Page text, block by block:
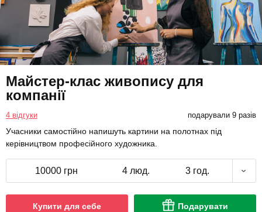
Майстер-клас живопису для
компанії
4 відгуки подарували 9 разів
Учасники самостійно напишуть картини на полотнах під
керівництвом професійного художника.
10000 грн 4 люд. 3 год.
Купити для себе Подарувати